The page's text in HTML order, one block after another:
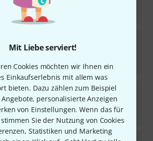
Mit Liebe serviert!
Cookies möchten wir Ihnen ein
Einkaufserlebnis mit allem was
bieten. Dazu zählen zum Beispiel
personalisierte Anzeigen
von Einstellungen. Wenn das für
Sie der Nutzung von Cookies
Statistiken und Marketing
Sofort lieferbar
49
€
AC-D-ADAPTER
13
lieferbar
€
snake Sub D 25pol Metal Housing 45°